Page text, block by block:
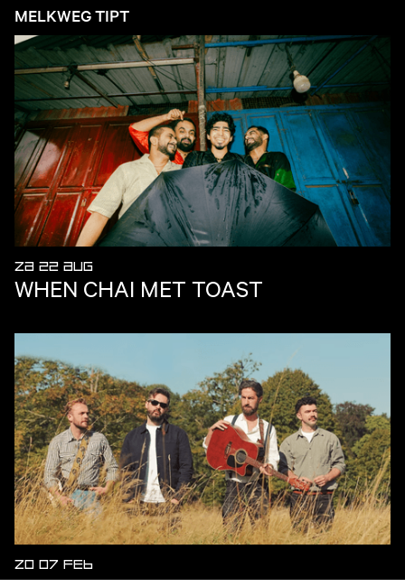
MELKWEG TIPT
ZA 22 AUG
WHEN CHAI MET TOAST
ZO 07 FEB